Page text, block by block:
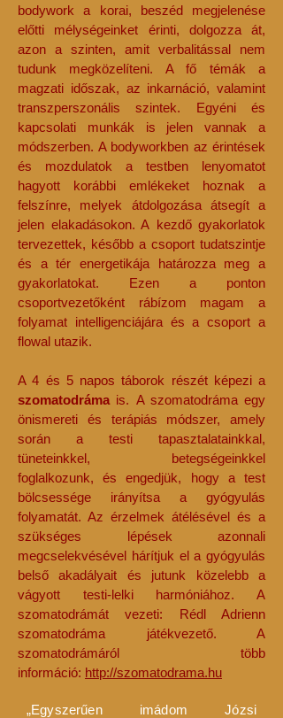
bodywork a korai, beszéd megjelenése
előtti mélységeinket érinti, dolgozza át,
azon a szinten, amit verbalitással nem
tudunk megközelíteni. A fő témák a
magzati időszak, az inkarnáció, valamint
transzperszonális szintek. Egyéni és
kapcsolati munkák is jelen vannak a
módszerben. A bodyworkben az érintések
és mozdulatok a testben lenyomatot
hagyott korábbi emlékeket hoznak a
felszínre, melyek átdolgozása átsegít a
jelen elakadásokon. A kezdő gyakorlatok
tervezettek, később a csoport tudatszintje
és a tér energetikája határozza meg a
gyakorlatokat. Ezen a ponton
csoportvezetőként rábízom magam a
folyamat intelligenciájára és a csoport a
flowal utazik.
A 4 és 5 napos táborok részét képezi a
szomatodráma is. A szomatodráma egy
önismereti és terápiás módszer, amely
során a testi tapasztalatainkkal,
tüneteinkkel, betegségeinkkel
foglalkozunk, és engedjük, hogy a test
bölcsessége irányítsa a gyógyulás
folyamatát. Az érzelmek átélésével és a
szükséges lépések azonnali
megcselekvésével hárítjuk el a gyógyulás
belső akadályait és jutunk közelebb a
vágyott testi-lelki harmóniához. A
szomatodrámát vezeti: Rédl Adrienn
szomatodráma játékvezető. A
szomatodrámáról több
információ: http://szomatodrama.hu
„Egyszerűen imádom Józsi